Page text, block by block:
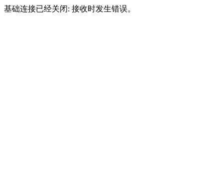
基础连接已经关闭: 接收时发生错误。